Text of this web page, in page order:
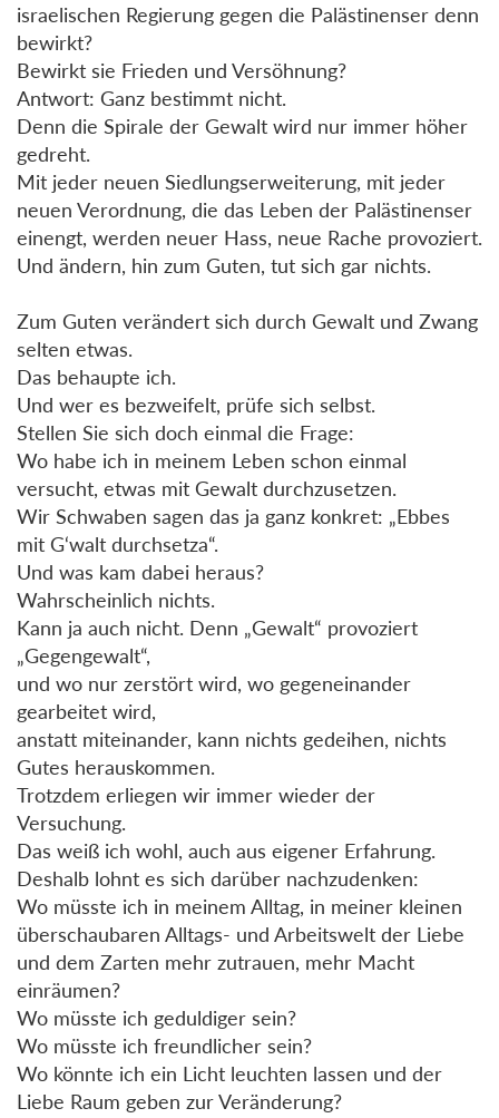
israelischen Regierung gegen die Palästinenser denn
bewirkt?
Bewirkt sie Frieden und Versöhnung?
Antwort: Ganz bestimmt nicht.
Denn die Spirale der Gewalt wird nur immer höher
gedreht.
Mit jeder neuen Siedlungserweiterung, mit jeder
neuen Verordnung, die das Leben der Palästinenser
einengt, werden neuer Hass, neue Rache provoziert.
Und ändern, hin zum Guten, tut sich gar nichts.
Zum Guten verändert sich durch Gewalt und Zwang
selten etwas.
Das behaupte ich.
Und wer es bezweifelt, prüfe sich selbst.
Stellen Sie sich doch einmal die Frage:
Wo habe ich in meinem Leben schon einmal
versucht, etwas mit Gewalt durchzusetzen.
Wir Schwaben sagen das ja ganz konkret: „Ebbes
mit G‘walt durchsetza“.
Und was kam dabei heraus?
Wahrscheinlich nichts.
Kann ja auch nicht. Denn „Gewalt“ provoziert
„Gegengewalt“,
und wo nur zerstört wird, wo gegeneinander
gearbeitet wird,
anstatt miteinander, kann nichts gedeihen, nichts
Gutes herauskommen.
Trotzdem erliegen wir immer wieder der
Versuchung.
Das weiß ich wohl, auch aus eigener Erfahrung.
Deshalb lohnt es sich darüber nachzudenken:
Wo müsste ich in meinem Alltag, in meiner kleinen
überschaubaren Alltags- und Arbeitswelt der Liebe
und dem Zarten mehr zutrauen, mehr Macht
einräumen?
Wo müsste ich geduldiger sein?
Wo müsste ich freundlicher sein?
Wo könnte ich ein Licht leuchten lassen und der
Liebe Raum geben zur Veränderung?